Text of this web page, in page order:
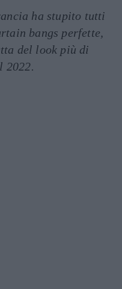
ha stupito tutti
bangs perfette,
del look più di
2022.